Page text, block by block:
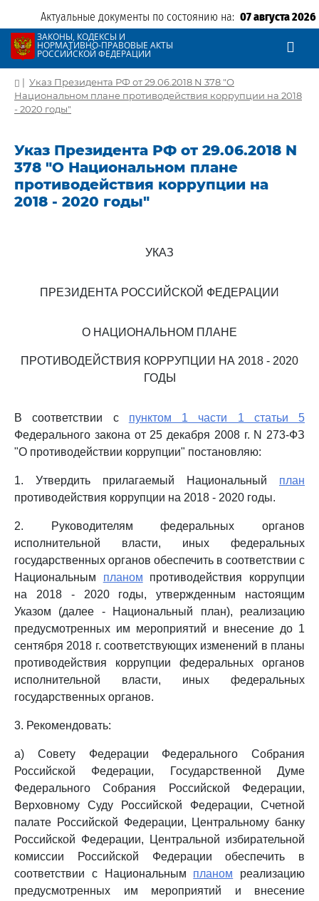
Актуальные документы по состоянию на: 07 августа 2026
ЗАКОНЫ, КОДЕКСЫ И
НОРМАТИВНО-ПРАВОВЫЕ АКТЫ
РОССИЙСКОЙ ФЕДЕРАЦИИ
| Указ Президента РФ от 29.06.2018 N 378 "О
Национальном плане противодействия коррупции на 2018
- 2020 годы"
Указ Президента РФ от 29.06.2018 N
378 "О Национальном плане
противодействия коррупции на
2018 - 2020 годы"
УКАЗ
ПРЕЗИДЕНТА РОССИЙСКОЙ ФЕДЕРАЦИИ
О НАЦИОНАЛЬНОМ ПЛАНЕ
ПРОТИВОДЕЙСТВИЯ КОРРУПЦИИ НА 2018 - 2020
ГОДЫ
В соответствии с пунктом 1 части 1 статьи 5
Федерального закона от 25 декабря 2008 г. N 273-ФЗ
"О противодействии коррупции" постановляю:
1. Утвердить прилагаемый Национальный план
противодействия коррупции на 2018 - 2020 годы.
2. Руководителям федеральных органов
исполнительной власти, иных федеральных
государственных органов обеспечить в соответствии с
Национальным планом противодействия коррупции
на 2018 - 2020 годы, утвержденным настоящим
Указом (далее - Национальный план), реализацию
предусмотренных им мероприятий и внесение до 1
сентября 2018 г. соответствующих изменений в планы
противодействия коррупции федеральных органов
исполнительной власти, иных федеральных
государственных органов.
3. Рекомендовать:
а) Совету Федерации Федерального Собрания
Российской Федерации, Государственной Думе
Федерального Собрания Российской Федерации,
Верховному Суду Российской Федерации, Счетной
палате Российской Федерации, Центральному банку
Российской Федерации, Центральной избирательной
комиссии Российской Федерации обеспечить в
соответствии с Национальным планом реализацию
предусмотренных им мероприятий и внесение